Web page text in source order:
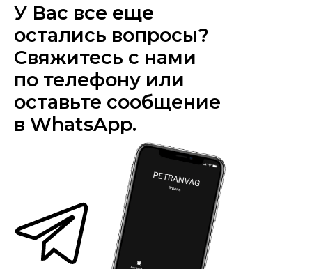
У Вас все еще
остались вопросы?
Свяжитесь с нами
по телефону или
оставьте сообщение
в WhatsApp.